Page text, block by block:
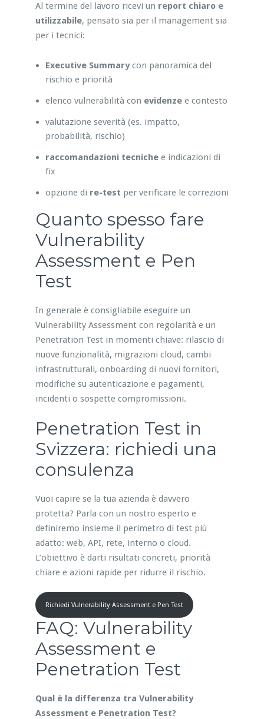
Al termine del lavoro ricevi un report chiaro e
utilizzabile, pensato sia per il management sia
per i tecnici:
Executive Summarycon panoramica del
rischio e priorità
elenco vulnerabilità con evidenzee contesto
valutazione severità (es. impatto,
probabilità, rischio)
raccomandazioni tecnichee indicazioni di
fix
opzione di re-test per verificare le correzioni
Quanto spesso fare
Vulnerability
Assessment e Pen
Test
In generale è consigliabile eseguire un
Vulnerability Assessment con regolarità e un
Penetration Test in momenti chiave: rilascio di
nuove funzionalità, migrazioni cloud, cambi
infrastrutturali, onboarding di nuovi fornitori,
modifiche su autenticazione e pagamenti,
incidenti o sospette compromissioni.
Penetration Test in
Svizzera: richiedi una
consulenza
Vuoi capire se la tua azienda è davvero
protetta? Parla con un nostro esperto e
definiremo insieme il perimetro di test più
adatto: web, API, rete, interno o cloud.
L’obiettivo è darti risultati concreti, priorità
chiare e azioni rapide per ridurre il rischio.
Richiedi Vulnerability Assessment e Pen Test
FAQ: Vulnerability
Assessment e
Penetration Test
Qual è la differenza tra Vulnerability
Assessment e Penetration Test?